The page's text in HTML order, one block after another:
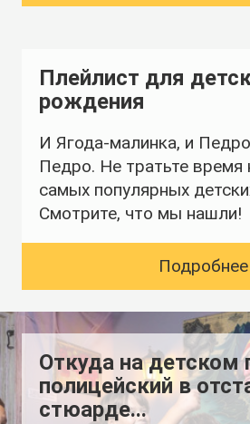
Плейлист для
рождения
И Ягода-малинка, и
Педро. Не тратьте время
самых популярных
Смотрите, что мы нашли!
Подробнее
Откуда на детском
полицейский в
стюарде...